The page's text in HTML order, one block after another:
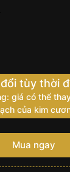
tùy thời
giá có thể
của kim
Mua ngay